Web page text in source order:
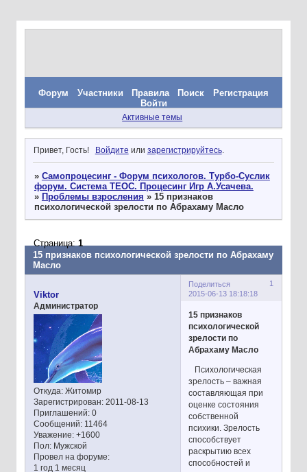
Форум Участники Правила Поиск
Регистрация
Войти
Активные темы
Привет, Гость! Войдите или зарегистрируйтесь.
» Самопроцесинг - Форум психологов. Турбо-Суслик
форум. Система ТЕОС. Процесинг Игр А.Усачева.
» Проблемы взросления » 15 признаков
психологической зрелости по Абрахаму Масло
15 признаков психологической зрелости по Абрахаму
Масло
Страница:1
Поделиться
1
2015-06-13 18:18:18
Viktor
Администратор
Откуда:Житомир
Зарегистрирован: 2011-08-13
Приглашений:0
Сообщений:11464
Уважение: +1600
Пол:Мужской
Провел на форуме:
1 год 1 месяц
15 признаков
психологической
зрелости по
Абрахаму Масло
Психологическая
зрелость – важная
составляющая при
оценке состояния
собственной
психики. Зрелость
способствует
раскрытию всех
способностей и